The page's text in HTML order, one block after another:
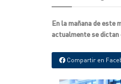
En la mañana de este
actualmente se
Compartir en